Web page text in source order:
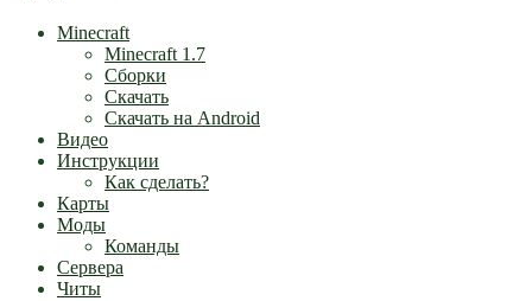
Minecraft
Minecraft 1.7
Сборки
Скачать
Скачать на Android
Видео
Инструкции
Как сделать?
Карты
Моды
Команды
Сервера
Читы